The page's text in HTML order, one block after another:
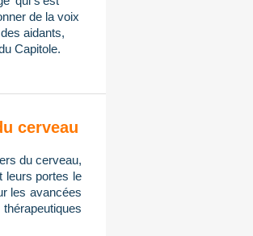
de la voix
aidants,
Capitole.
cerveau
du cerveau,
leurs portes le
les avancées